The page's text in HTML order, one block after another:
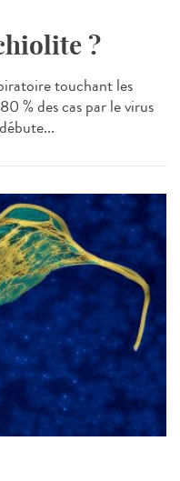
?
touchant les
% des cas par le virus